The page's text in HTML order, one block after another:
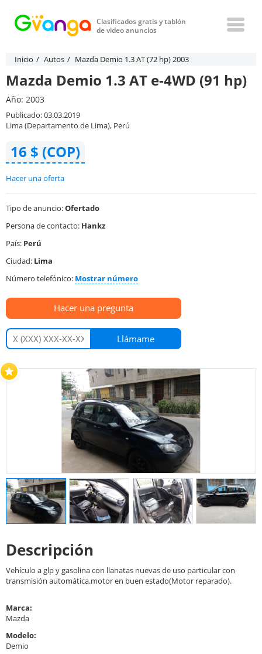
Clasificados gratis y tablón
de video anuncios
Inicio Autos Mazda Demio 1.3 AT (72 hp) 2003
Mazda Demio 1.3 AT e-4WD (91 hp)
Año: 2003
Publicado: 03.03.2019
Lima (Departamento de Lima), Perú
16 $ (COP)
Hacer una oferta
Tipo de anuncio:Ofertado
Persona de contacto: Hankz
País: Perú
Ciudad: Lima
Número telefónico: Mostrar número
Hacer una pregunta
Llámame
Descripción
Vehículo a glp y gasolina con llanatas nuevas de uso particular con
transmisión automática.motor en buen estado(Motor reparado).
Marca:
Mazda
Modelo:
Demio